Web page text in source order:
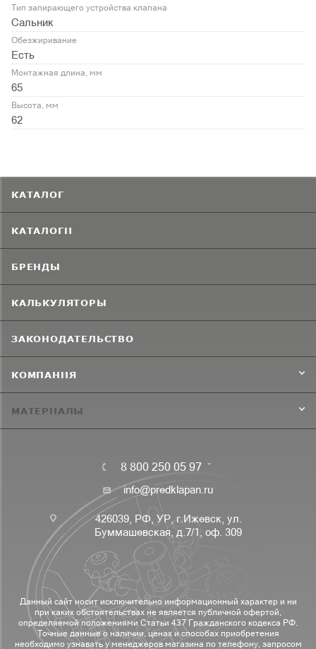
Тип запирающего устройства клапана
Сальник
Обезжиривание
Есть
Монтажная длина, мм
65
Высота, мм
62
КАТАЛОГ
КАТАЛОГИ
БРЕНДЫ
КАЛЬКУЛЯТОРЫ
ЗАКОНОДАТЕЛЬСТВО
КОМПАНИЯ
МАТЕРИАЛЫ
8 800 250 05 97
info@predklapan.ru
426039, РФ, УР, г.Ижевск, ул.
Буммашевская, д.7/1, оф. 309
Данный сайт носит исключительно информационный характер и ни
при каких обстоятельствах не является публичной офертой,
определяемой положениями Статьи 437 Гражданского кодекса РФ.
Точные данные о наличии, ценах и способах приобретения
необходимо узнавать у менеджеров магазина по телефону, запросом